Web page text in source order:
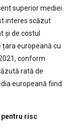
superior mediei
interes scăzut
și de costul
europeană cu
conform
rată de
europeană fiind
pentru risc